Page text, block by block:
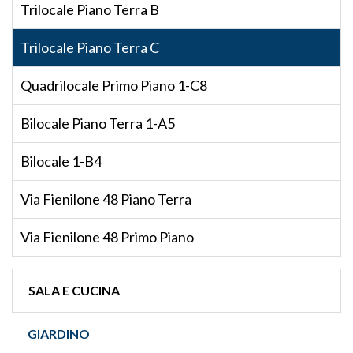
SALA E CUCINA
GIARDINO
Trilocale Piano Terra B
Trilocale Piano Terra C
Quadrilocale Primo Piano 1-C8
Bilocale Piano Terra 1-A5
Bilocale 1-B4
Via Fienilone 48 Piano Terra
Via Fienilone 48 Primo Piano